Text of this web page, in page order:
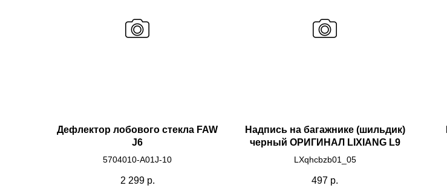
Дефлектор лобового стекла FAW
J6
5704010-A01J-10
2 299 р.
Надпись на багажнике (шильдик)
черный ОРИГИНАЛ LIXIANG L9
LXqhcbzb01_05
497 р.